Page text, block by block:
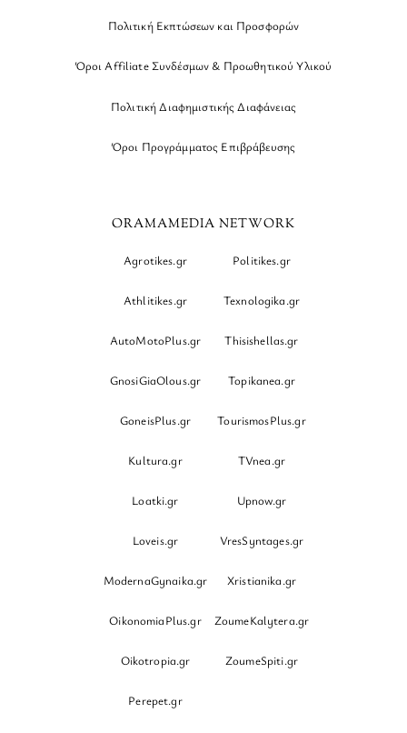
Πολιτική Εκπτώσεων και Προσφορών
Όροι Affiliate Συνδέσμων & Προωθητικού Υλικού
Πολιτική Διαφημιστικής Διαφάνειας
Όροι Προγράμματος Επιβράβευσης
ORAMAMEDIA NETWORK
Agrotikes.gr Politikes.gr
Athlitikes.gr Texnologika.gr
AutoMotoPlus.gr Thisishellas.gr
GnosiGiaOlous.gr Topikanea.gr
GoneisPlus.gr TourismosPlus.gr
Kultura.gr TVnea.gr
Loatki.gr Upnow.gr
Loveis.gr VresSyntages.gr
ModernaGynaika.gr Xristianika.gr
OikonomiaPlus.gr ZoumeKalytera.gr
Oikotropia.gr ZoumeSpiti.gr
Perepet.gr